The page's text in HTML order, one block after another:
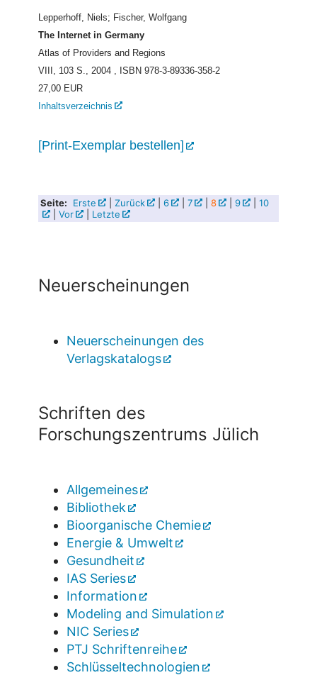
Lepperhoff, Niels; Fischer, Wolfgang
The Internet in Germany
Atlas of Providers and Regions
VIII, 103 S., 2004
, ISBN 978-3-89336-358-2
27,00 EUR
Inhaltsverzeichnis
[Print-Exemplar bestellen]
Seite: Erste Zurück 6 7 8 9
10
Vor Letzte
Neuerscheinungen
Neuerscheinungen des
Verlagskatalogs
Schriften des
Forschungszentrums Jülich
Allgemeines
Bibliothek
Bioorganische Chemie
Energie & Umwelt
Gesundheit
IAS Series
Information
Modeling and Simulation
NIC Series
PTJ Schriftenreihe
Schlüsseltechnologien